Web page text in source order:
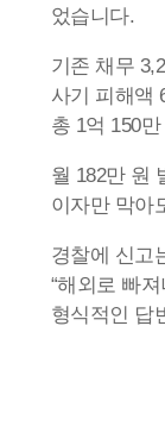
었습니다.
기존 채무
사기 피해액
총 1억 150
월 182만 원
이자만 막아
경찰에 신고
“해외로 빠
형식적인 답